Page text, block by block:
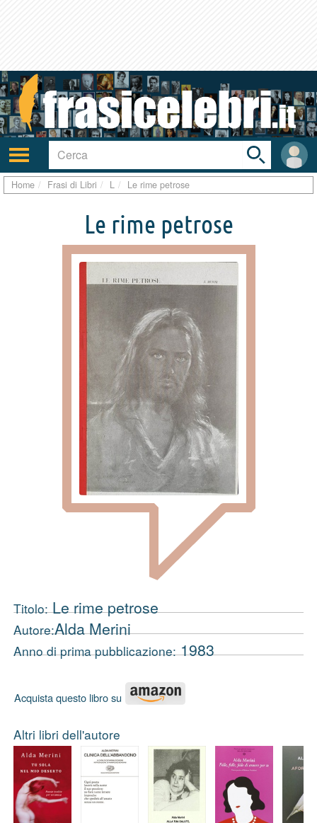
Attiva/disattiva
navigazione
User
area
Toggle
search
bar
Home Frasi di Libri L Le rime petrose
Le rime petrose
Titolo:Le rime petrose
Autore:Alda Merini
Anno di prima pubblicazione:1983
Acquista questo libro su
Altri libri dell'autore